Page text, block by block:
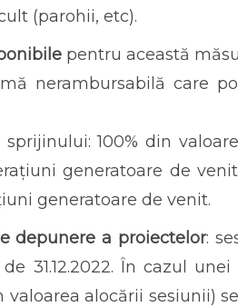
(parohii, etc).
pentru această
nerambursabilă care
sprijinului: 100% din
generatoare de
generatoare de venit.
depunere a proiectelor:
31.12.2022. În cazul
valoarea alocării sesiunii)